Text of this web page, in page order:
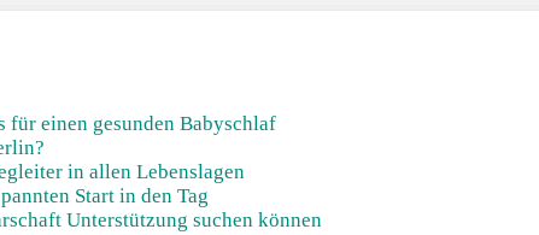
für einen gesunden Babyschlaf
in allen Lebenslagen
Start in den Tag
Unterstützung suchen können